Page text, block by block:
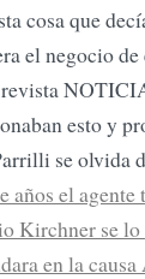
cosa que
el negocio
esto y
se olvida
años el agente
Kirchner se lo
en la